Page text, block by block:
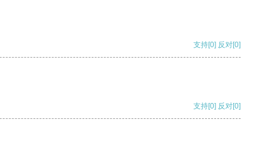
支持[0] 反对[0]
支持[0] 反对[0]